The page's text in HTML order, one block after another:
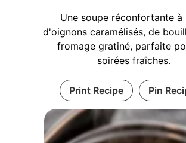
Une soupe réconfortante à
d'oignons caramélisés, de
fromage gratiné, parfaite
soirées fraîches.
Print Recipe Pin